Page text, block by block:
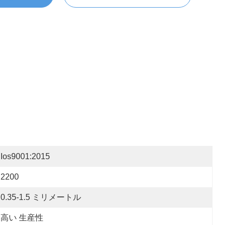
Ios9001:2015
2200
0.35-1.5 ミリメートル
高い 生産性